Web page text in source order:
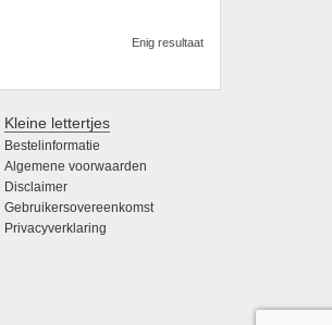
Enig resultaat
Kleine lettertjes
Bestelinformatie
Algemene voorwaarden
Disclaimer
Gebruikersovereenkomst
Privacyverklaring